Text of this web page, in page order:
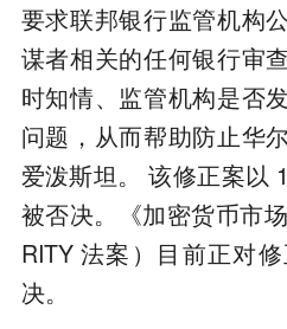
要求联邦银行监管机构
谋者相关的任何银行审
时知情、监管机构是否
问题，从而帮助防止华
爱泼斯坦。 该修正案以
被否决。《加密货币市
RITY 法案）目前正对
决。